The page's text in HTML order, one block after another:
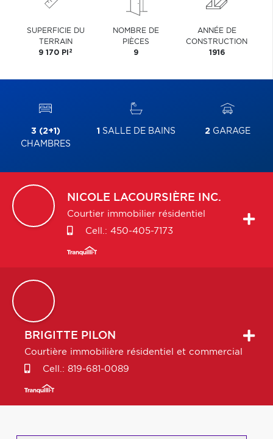
SUPERFICIE DU
TERRAIN
9 170 PI 2
NOMBRE DE
PIÈCES
9
ANNÉE DE
CONSTRUCTION
1916
3 (2+1)
CHAMBRES
1 SALLE DE BAINS 2GARAGE
NICOLE LACOURSIÈRE INC.
Courtier immobilier résidentiel
Cell.: 450-405-7173
BRIGITTE PILON
Courtière immobilière résidentiel et commercial
Cell.: 819-681-0089